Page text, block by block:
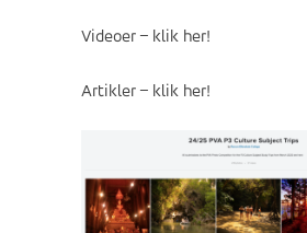
Videoer – klik her!
Artikler – klik her!